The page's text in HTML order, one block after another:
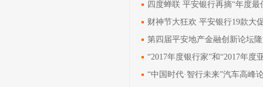
四度蝉联 平安银行再摘“年度
财神节大狂欢 平安银行19款大
第四届平安地产金融创新论坛
“2017年度银行家”和“2017年
“中国时代·智行未来”汽车高峰